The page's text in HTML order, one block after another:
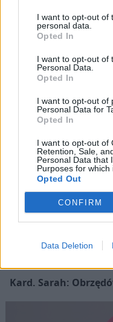
I want to opt-out of
personal data.
Opted In
I want to opt-out of
Personal Data.
Opted In
I want to opt-out of
Personal Data for
Opted In
I want to opt-out of
Retention, Sale,
Personal Data that
Purposes for which
Opted Out
CONFIRM
Data Deletion
08 sierpnia 2026 | 20:19
Siostra Wolfers: w
Popularne
Kard. Sarah: